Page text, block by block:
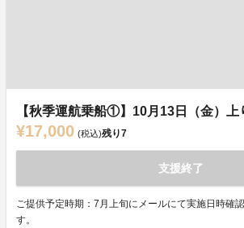
【秋季運航乗船①】10月13日（金）
¥17,000 (税込)残り7
支援終了
ご提供予定時期：7月上旬にメールにて実施日時確
す。